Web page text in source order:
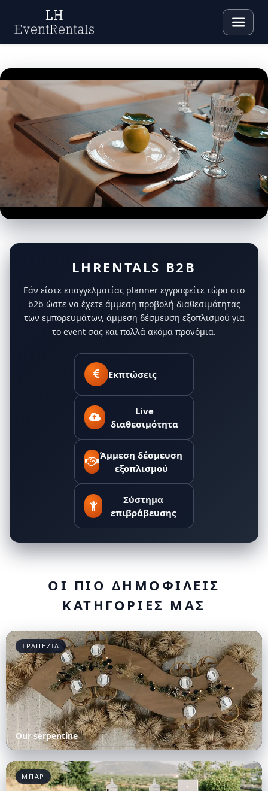
LHRENTALS B2B
Εάν είστε επαγγελματίας planner εγγραφείτε τώρα στο
b2b ώστε να έχετε άμμεση προβολή διαθεσιμότητας
των εμπορευμάτων, άμμεση δέσμευση εξοπλισμού για
το event σας και πολλά ακόμα προνόμια.
Εκπτώσεις
Live
διαθεσιμότητα
Άμμεση δέσμευση
εξοπλισμού
Σύστημα
επιβράβευσης
ΟΙ ΠΙΟ ΔΗΜΟΦΙΛΕΙΣ
ΚΑΤΗΓΟΡΙΕΣ ΜΑΣ
ΤΡΑΠΕΖΙΑ
Our serpentine
ΜΠΑΡ